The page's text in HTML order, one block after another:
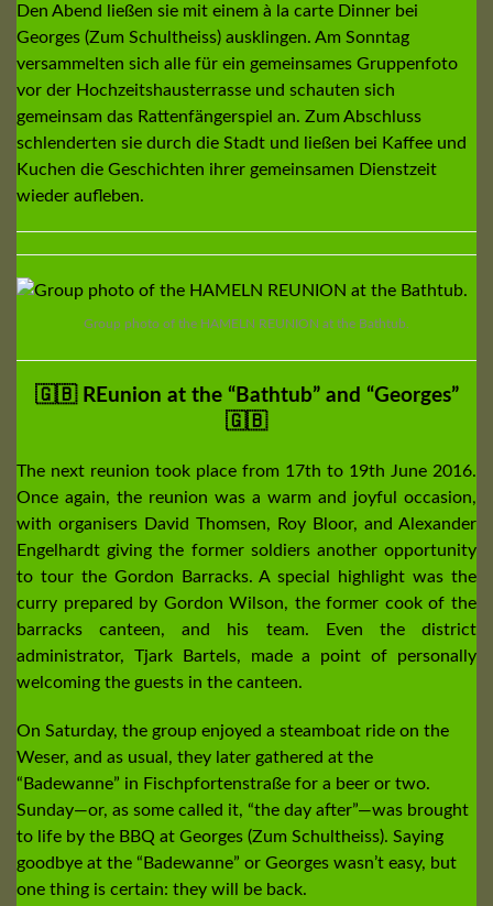
Den Abend ließen sie mit einem à la carte Dinner bei
Georges (Zum Schultheiss) ausklingen. Am Sonntag
versammelten sich alle für ein gemeinsames Gruppenfoto
vor der Hochzeitshausterrasse und schauten sich
gemeinsam das Rattenfängerspiel an. Zum Abschluss
schlenderten sie durch die Stadt und ließen bei Kaffee und
Kuchen die Geschichten ihrer gemeinsamen Dienstzeit
wieder aufleben.
Group photo of the HAMELN REUNION at the Bathtub.
🇬🇧 REunion at the “Bathtub” and “Georges”
🇬🇧
The next reunion took place from 17th to 19th June 2016.
Once again, the reunion was a warm and joyful occasion,
with organisers David Thomsen, Roy Bloor, and Alexander
Engelhardt giving the former soldiers another opportunity
to tour the Gordon Barracks. A special highlight was the
curry prepared by Gordon Wilson, the former cook of the
barracks canteen, and his team. Even the district
administrator, Tjark Bartels, made a point of personally
welcoming the guests in the canteen.
On Saturday, the group enjoyed a steamboat ride on the
Weser, and as usual, they later gathered at the
“Badewanne” in Fischpfortenstraße for a beer or two.
Sunday—or, as some called it, “the day after”—was brought
to life by the BBQ at Georges (Zum Schultheiss). Saying
goodbye at the “Badewanne” or Georges wasn’t easy, but
one thing is certain: they will be back.